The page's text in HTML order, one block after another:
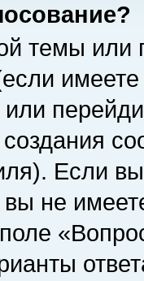
темы или
или
Если
не